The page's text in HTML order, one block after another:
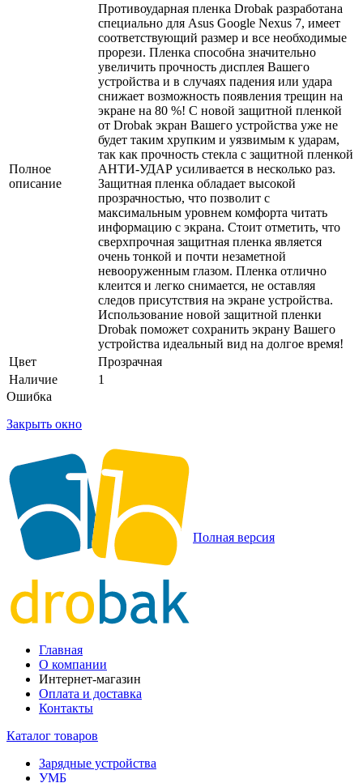
Полное
описание
Противоударная пленка Drobak разработана
специально для Asus Google Nexus 7, имеет
соответствующий размер и все необходимые
прорези. Пленка способна значительно
увеличить прочность дисплея Вашего
устройства и в случаях падения или удара
снижает возможность появления трещин на
экране на 80 %! С новой защитной пленкой
от Drobak экран Вашего устройства уже не
будет таким хрупким и уязвимым к ударам,
так как прочность стекла с защитной пленкой
АНТИ-УДАР усиливается в несколько раз.
Защитная пленка обладает высокой
прозрачностью, что позволит с
максимальным уровнем комфорта читать
информацию с экрана. Стоит отметить, что
сверхпрочная защитная пленка является
очень тонкой и почти незаметной
невооруженным глазом. Пленка отлично
клеится и легко снимается, не оставляя
следов присутствия на экране устройства.
Использование новой защитной пленки
Drobak поможет сохранить экрану Вашего
устройства идеальный вид на долгое время!
Цвет
Прозрачная
Наличие
1
Ошибка
Закрыть окно
Полная версия
Главная
О компании
Интернет-магазин
Оплата и доставка
Контакты
Каталог товаров
Зарядные устройства
УМБ